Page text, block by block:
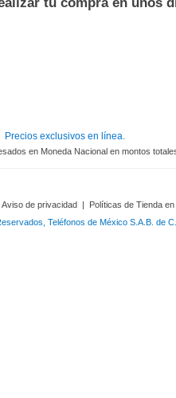
Precios exclusivos en línea.
en Moneda Nacional en montos
Aviso de privacidad | Políticas de Tienda
Teléfonos de México S.A.B. de